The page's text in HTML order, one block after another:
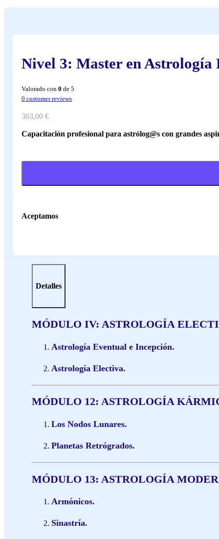
Nivel 3: Master en Astrología
Valorado con 0 de 5
0 customer reviews
363,00 €
Capacitación profesional para astrólog@s con grandes
Aceptamos
Detalles
MÓDULO IV: ASTROLOGÍA
Astrología Eventual e Incepción.
Astrología Electiva.
MÓDULO 12: ASTROLOGÍA
Los Nodos Lunares.
Planetas Retrógrados.
MÓDULO 13: ASTROLOGÍA
Armónicos.
Sinastría.